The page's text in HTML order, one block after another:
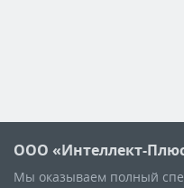
ООО «Интеллект-
Мы оказываем полный